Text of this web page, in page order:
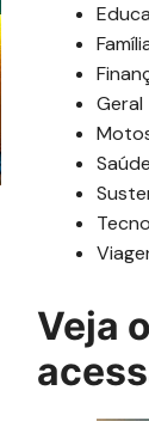
Geral
Veja